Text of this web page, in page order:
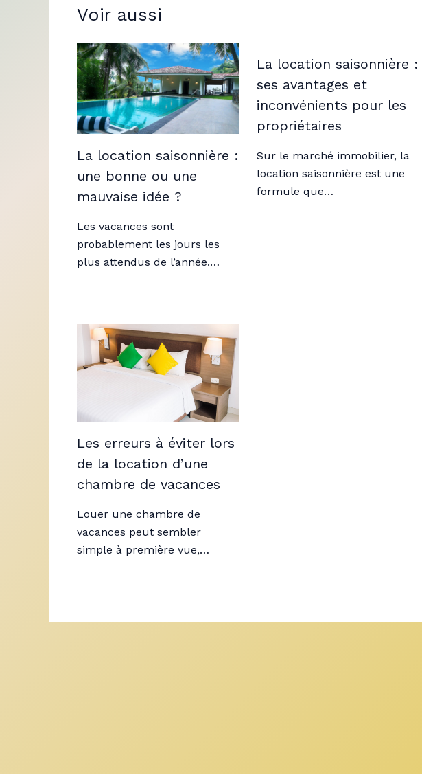
Voir aussi
La location saisonnière :
une bonne ou une
mauvaise idée ?
Les vacances sont
probablement les jours les
plus attendus de l’année.…
La location saisonnière :
ses avantages et
inconvénients pour les
propriétaires
Sur le marché immobilier, la
location saisonnière est une
formule que…
Les erreurs à éviter lors
de la location d’une
chambre de vacances
Louer une chambre de
vacances peut sembler
simple à première vue,…